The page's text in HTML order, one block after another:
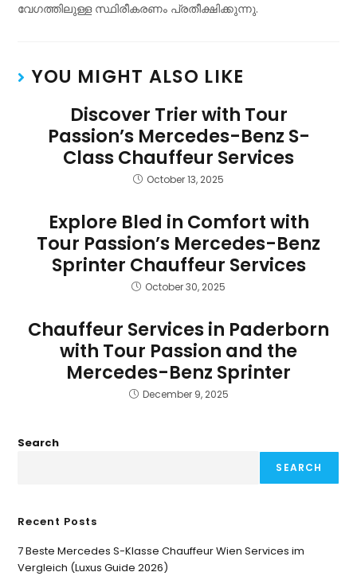
വേഗത്തിലുള്ള സ്ഥിരീകരണം പ്രതീക്ഷിക്കുന്നു.
YOU MIGHT ALSO LIKE
Discover Trier with Tour
Passion’s Mercedes-Benz S-
Class Chauffeur Services
October 13, 2025
Explore Bled in Comfort with
Tour Passion’s Mercedes-Benz
Sprinter Chauffeur Services
October 30, 2025
Chauffeur Services in Paderborn
with Tour Passion and the
Mercedes-Benz Sprinter
December 9, 2025
Search
SEARCH
Recent Posts
7 Beste Mercedes S-Klasse Chauffeur Wien Services im
Vergleich (Luxus Guide 2026)